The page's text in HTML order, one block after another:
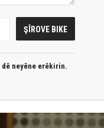
dê neyêne erêkirin.